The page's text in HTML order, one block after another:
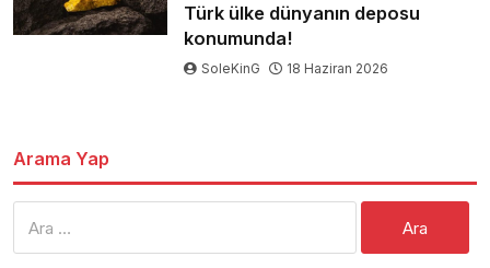
Türk ülke dünyanın deposu
konumunda!
SoleKinG 18 Haziran 2026
Arama Yap